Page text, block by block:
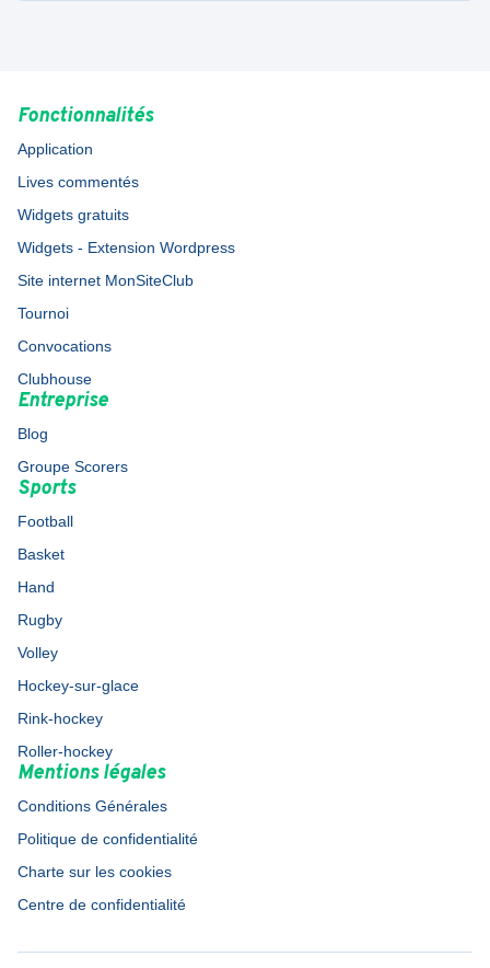
Fonctionnalités
Application
Lives commentés
Widgets gratuits
Widgets - Extension Wordpress
Site internet MonSiteClub
Tournoi
Convocations
Clubhouse
Entreprise
Blog
Groupe Scorers
Sports
Football
Basket
Hand
Rugby
Volley
Hockey-sur-glace
Rink-hockey
Roller-hockey
Mentions légales
Conditions Générales
Politique de confidentialité
Charte sur les cookies
Centre de confidentialité